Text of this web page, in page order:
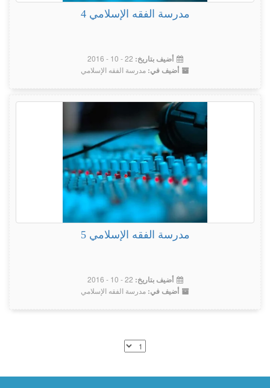
مدرسة الفقه الإسلامي 4
أضيف بتاريخ:
أضيف في: مدرسة الفقه الإسلامي
مدرسة الفقه الإسلامي 5
أضيف بتاريخ:
أضيف في: مدرسة الفقه الإسلامي